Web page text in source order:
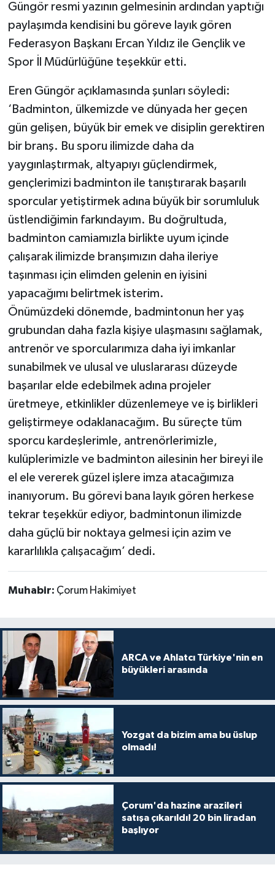
Güngör resmi yazının gelmesinin ardından yaptığı
paylaşımda kendisini bu göreve layık gören
Federasyon Başkanı Ercan Yıldız ile Gençlik ve
Spor İl Müdürlüğüne teşekkür etti.
Eren Güngör açıklamasında şunları söyledi:
‘Badminton, ülkemizde ve dünyada her geçen
gün gelişen, büyük bir emek ve disiplin gerektiren
bir branş. Bu sporu ilimizde daha da
yaygınlaştırmak, altyapıyı güçlendirmek,
gençlerimizi badminton ile tanıştırarak başarılı
sporcular yetiştirmek adına büyük bir sorumluluk
üstlendiğimin farkındayım. Bu doğrultuda,
badminton camiamızla birlikte uyum içinde
çalışarak ilimizde branşımızın daha ileriye
taşınması için elimden gelenin en iyisini
yapacağımı belirtmek isterim.
Önümüzdeki dönemde, badmintonun her yaş
grubundan daha fazla kişiye ulaşmasını sağlamak,
antrenör ve sporcularımıza daha iyi imkanlar
sunabilmek ve ulusal ve uluslararası düzeyde
başarılar elde edebilmek adına projeler
üretmeye, etkinlikler düzenlemeye ve iş birlikleri
geliştirmeye odaklanacağım. Bu süreçte tüm
sporcu kardeşlerimle, antrenörlerimizle,
kulüplerimizle ve badminton ailesinin her bireyi ile
el ele vererek güzel işlere imza atacağımıza
inanıyorum. Bu görevi bana layık gören herkese
tekrar teşekkür ediyor, badmintonun ilimizde
daha güçlü bir noktaya gelmesi için azim ve
kararlılıkla çalışacağım’ dedi.
Muhabir: Çorum Hakimiyet
ARCA ve Ahlatcı Türkiye'nin en
büyükleri arasında
Yozgat da bizim ama bu üslup
olmadı!
Çorum'da hazine arazileri
satışa çıkarıldı! 20 bin liradan
başlıyor